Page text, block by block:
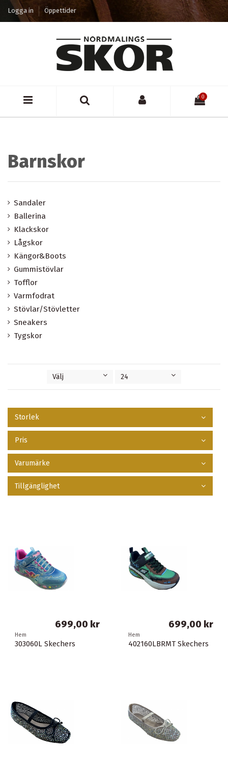
Logga in Öppettider
0
Välj 24
Storlek
Pris
Varumärke
Tillgänglighet
Hem
402160LBRMT Skechers
699,00 kr
Hem
303060L Skechers
699,00 kr
Barnskor
Sandaler
Ballerina
Klackskor
Lågskor
Kängor&Boots
Gummistövlar
Tofflor
Varmfodrat
Stövlar/Stövletter
Sneakers
Tygskor